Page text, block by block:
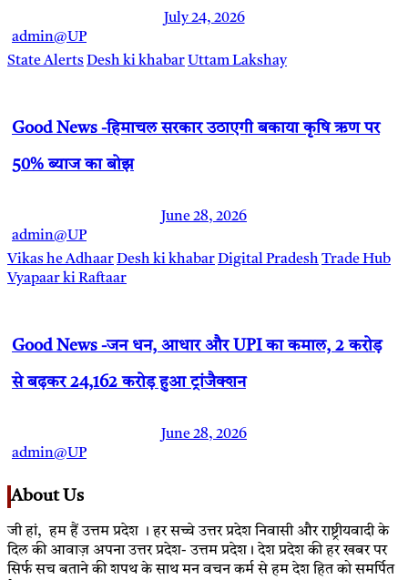
July 24, 2026
admin@UP
State AlertsDesh ki khabar Uttam Lakshay
Good News -हिमाचल सरकार उठाएगी बकाया कृषि ऋण पर
50% ब्याज का बोझ
June 28, 2026
admin@UP
Vikas he AdhaarDesh ki khabarDigital PradeshTrade Hub
Vyapaar ki Raftaar
Good News -जन धन, आधार और UPI का कमाल, 2 करोड़
से बढ़कर 24,162 करोड़ हुआ ट्रांजैक्शन
June 28, 2026
admin@UP
About Us
जी हां, हम हैं उत्तम प्रदेश । हर सच्चे उत्तर प्रदेश निवासी और राष्ट्रीयवादी के
दिल की आवाज़ अपना उत्तर प्रदेश- उत्तम प्रदेश। देश प्रदेश की हर खबर पर
सिर्फ सच बताने की शपथ के साथ मन वचन कर्म से हम देश हित को समर्पित